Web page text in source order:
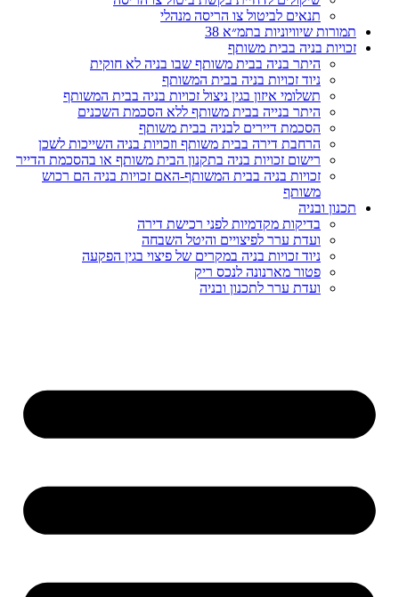
תנאים לביטול צו הריסה מנהלי
תמורות שיוויוניות בתמ״א 38
זכויות בניה בבית משותף
היתר בניה בבית משותף שבו בניה לא חוקית
ניוד זכויות בניה בבית המשותף
תשלומי איזון בגין ניצול זכויות בניה בבית המשותף
היתר בנייה בבית משותף ללא הסכמת השכנים
הסכמת דיירים לבניה בבית משותף
הרחבת דירה בבית משותף וזכויות בניה השייכות לשכן
רישום זכויות בניה בתקנון הבית משותף או בהסכמת הדייר
זכויות בניה בבית המשותף-האם זכויות בניה הם רכוש
משותף
תכנון ובניה
בדיקות מקדמיות לפני רכישת דירה
ועדת ערר לפיצויים והיטל השבחה
ניוד זכויות בניה במקרים של פיצוי בגין הפקעה
פטור מארנונה לנכס ריק
ועדת ערר לתכנון ובניה